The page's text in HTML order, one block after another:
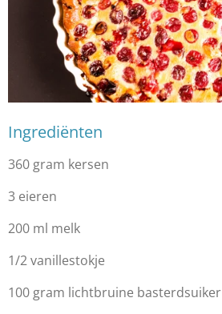
Ingrediënten
360 gram kersen
3 eieren
200 ml melk
1/2 vanillestokje
100 gram lichtbruine basterdsuiker